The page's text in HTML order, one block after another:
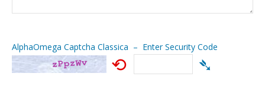
AlphaOmega Captcha Classica – Enter Security Code
⟲ ➴